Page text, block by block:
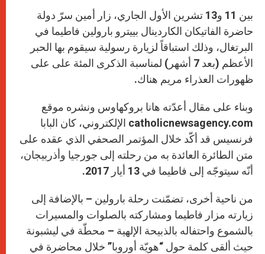
p
g
e
r
o
k
بين 11 و13 تشرين الأول الجاري، زار أمين سرّ دولة
حاضرة الفاتيكان الكاردينال بييترو بارولين فاطيما في
البرتغال، وذلك استباقاً لزيارة رسولية سيقوم بها الحبر
الأعظم (بعد 7 أشهر) لمناسبة الذكرى المئة على على
ظهورات العذراء مريم هناك.
وبناء على مقال أعدّته هانا بروكهاوس ونشره موقع
catholicnewsagency.com الإلكتروني، كان البابا
فرنسيس قد أكّد خلال المؤتمر الصحفي الذي عقده على
متن الطائرة العائدة به من رحلته إلى جورجيا وأذربيجان،
أنّه سيتوجّه إلى فاطيما في 13 أيار 2017.
من ناحية أخرى، تضمّنت رحلة بارولين – بالإضافة إلى
زيارته مزار فاطيما ومشاركته بالصلوات والمسيرات
بالشموع واحتفاله بالذبيحة الإلهية – محطّة في ليشبونة
حيث ألقى كلمة حول “هويّة أوروبا” خلال محاضرة في